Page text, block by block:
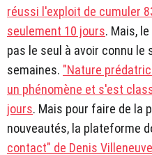
réussi l'exploit de cumuler
seulement 10 jours. Mais,
pas le seul à avoir connu le
semaines. "Nature
un phénomène et s'est
jours. Mais pour faire de la
nouveautés, la plateforme
contact" de Denis